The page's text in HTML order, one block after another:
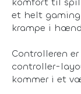
et helt
krampe i
Controlleren
controller-
kommer i et